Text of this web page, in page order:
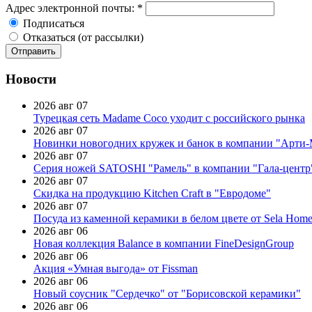
Адрес электронной почты: *
Подписаться
Отказаться (от рассылки)
Новости
2026 авг 07
Турецкая сеть Madame Coco уходит с российского рынка
2026 авг 07
Новинки новогодних кружек и банок в компании
2026 авг 07
Серия ножей SATOSHI "Рамель" в компании "Гала-
2026 авг 07
Скидка на продукцию Kitchen Craft в "Евродоме"
2026 авг 07
Посуда из каменной керамики в белом цвете от Sela Home
2026 авг 06
Новая коллекция Balance в компании FineDesignGroup
2026 авг 06
Акция «Умная выгода» от Fissman
2026 авг 06
Новый соусник "Сердечко" от "Борисовской керамики"
2026 авг 06